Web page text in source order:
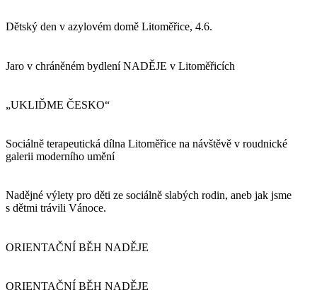
Dětský den v azylovém domě Litoměřice, 4.6.
Jaro v chráněném bydlení NADĚJE v Litoměřicích
„UKLIĎME ČESKO“
Sociálně terapeutická dílna Litoměřice na návštěvě v roudnické
galerii moderního umění
Nadějné výlety pro děti ze sociálně slabých rodin, aneb jak jsme
s dětmi trávili Vánoce.
ORIENTAČNÍ BĚH NADĚJE
ORIENTAČNÍ BĚH NADĚJE